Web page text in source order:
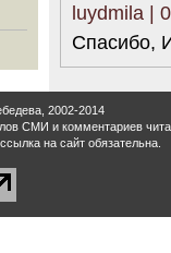
ее
luydmila |
Спасибо,
2002-2014
CМИ и комментариев
на сайт обязательна.